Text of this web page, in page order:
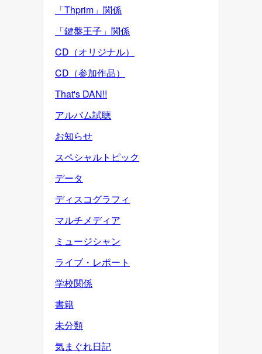
「Thprim」関係
「鍵盤王子」関係
CD（オリジナル）
CD（参加作品）
That's DAN!!
アルバム試聴
お知らせ
スペシャルトピック
データ
ディスコグラフィ
マルチメディア
ミュージシャン
ライブ・レポート
学校関係
書籍
未分類
気まぐれ日記